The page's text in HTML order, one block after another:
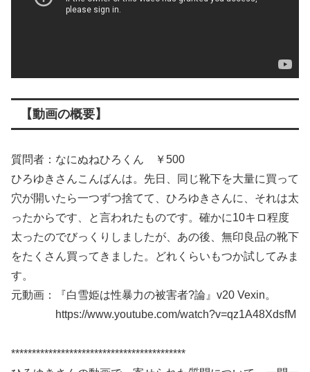
【動画の概要】
質問者：なにぬねひろくん ￥500
ひろゆきさんこんばんは。先日、同じ靴下を大量に買って
穴が開いたら一つずつ捨てて、ひろゆきさんに、それは太
ったからです、と言われたものです。確かに10キロ程度
太ったのでびっくりしましたが、あの後、無印良品の靴下
をたくさん買ってきました。どれくらいもつか試してみま
す。
元動画：『白雪姫は性暴力の被害者?論』v20 Vexin。
https://www.youtube.com/watch?v=qz1A48XdsfM
******************************************